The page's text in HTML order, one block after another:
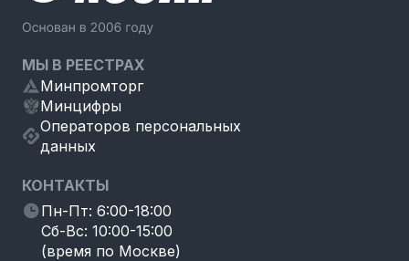
МЫ В РЕЕСТРАХ
Минпромторг
Минцифры
Операторов персональных
данных
КОНТАКТЫ
Пн-Пт: 6:00-18:00
Сб-Вс: 10:00-15:00
(время по Москве)